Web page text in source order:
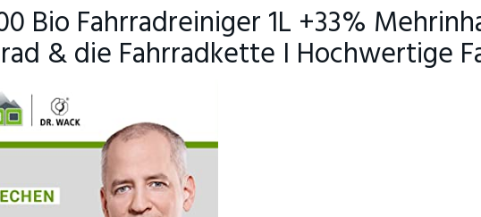
Bio Fahrradreiniger 1L +33%
& die Fahrradkette I Hochwertige